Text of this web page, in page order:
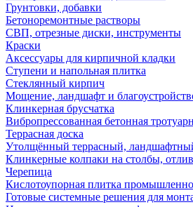
Грунтовки, добавки
Бетоноремонтные растворы
СВП, отрезные диски, инструменты
Краски
Аксессуары для кирпичной кладки
Ступени и напольная плитка
Cтеклянный кирпич
Мощение, ландшафт и
Клинкерная брусчатка
Вибропрессованная бетонная
Террасная доска
Утолщённый террасный,
Клинкерные колпаки на столбы,
Черепица
Кислотоупорная плитка
Готовые системные решения для